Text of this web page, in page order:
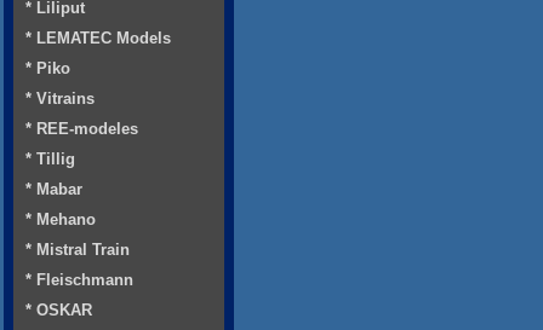
* Liliput
* LEMATEC Models
* Piko
* Vitrains
* REE-modeles
* Tillig
* Mabar
* Mehano
* Mistral Train
* Fleischmann
* OSKAR